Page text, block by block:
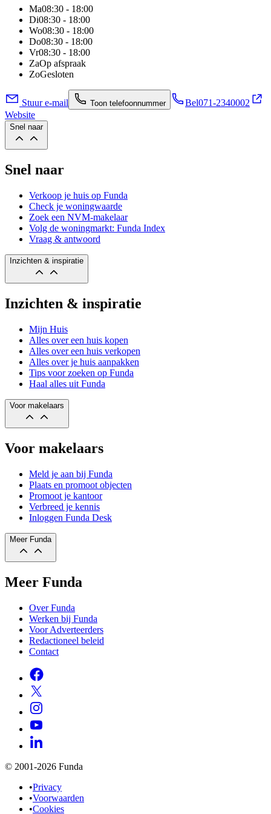
Ma08:30 - 18:00
Di08:30 - 18:00
Wo08:30 - 18:00
Do08:30 - 18:00
Vr08:30 - 18:00
ZaOp afspraak
ZoGesloten
Stuur e-mail Toon telefoonnummer Bel071-2340002
Website
Snel naar
Snel naar
Verkoop je huis op Funda
Check je woningwaarde
Zoek een NVM-makelaar
Volg de woningmarkt: Funda Index
Vraag & antwoord
Inzichten & inspiratie
Inzichten & inspiratie
Mijn Huis
Alles over een huis kopen
Alles over een huis verkopen
Alles over je huis aanpakken
Tips voor zoeken op Funda
Haal alles uit Funda
Voor makelaars
Voor makelaars
Meld je aan bij Funda
Plaats en promoot objecten
Promoot je kantoor
Verbreed je kennis
Inloggen Funda Desk
Meer Funda
Meer Funda
Over Funda
Werken bij Funda
Voor Adverteerders
Redactioneel beleid
Contact
© 2001-2026 Funda
•Privacy
•Voorwaarden
•Cookies